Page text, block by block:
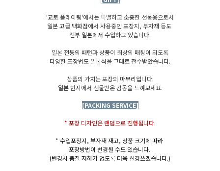
'교토 플레이팅'에서는 특별하고 소중한 선물용으로서
일본 고급 백화점에서 사용중인 포장지, 부자재 등도
전부 일본에서 수입하고 있습니다.
일본 전통의 패턴과 상품이 최상의 매칭이 되도록
다양한 포장법도 일본식을 그대로 전수받았습니다.
상품의 가치는 포장의 마무리입니다.
일본 현지에서 선물받은 감동을 느껴보세요.
[PACKING SERVICE]
* 포장 디자인은 랜덤으로 진행됩니다.
* 수입포장지, 부자재 재고, 상품 크기에 따라
포장방법이 변경될 수도 있습니다.
(변경시 품질 저하가 없도록 더욱 신경쓰겠습니다.)